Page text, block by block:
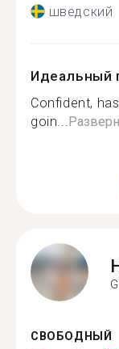
шведский
Идеальный
Confident,
goin...
СВОБОДНЫЙ